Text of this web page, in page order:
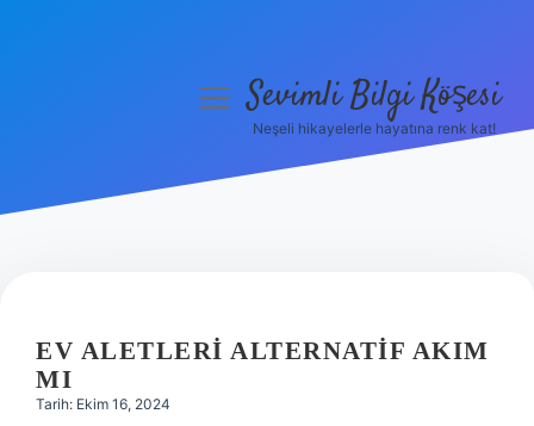
Hakkımızda
menüyüSevimli Bilgi Köşesi
Neşeli hikayelerle hayatına renk kat!
EV ALETLERI ALTERNATIF AKIM
MI
Tarih: Ekim 16, 2024